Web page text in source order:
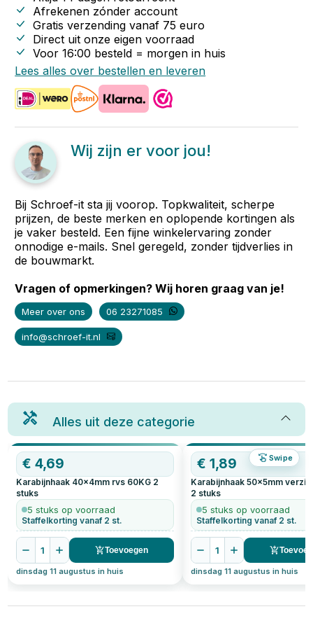
Afrekenen zónder account
Gratis verzending vanaf 75 euro
Direct uit onze eigen voorraad
Voor 16:00 besteld = morgen in huis
Lees alles over bestellen en leveren
Wij zijn er voor jou!
Bij Schroef-it sta jij voorop. Topkwaliteit, scherpe
prijzen, de beste merken en oplopende kortingen als
je vaker besteld. Een fijne winkelervaring zonder
onnodige e-mails. Snel geregeld, zonder tijdverlies in
de bouwmarkt.
Vragen of opmerkingen? Wij horen graag van je!
Meer over ons 06 23271085
info@schroef-it.nl
Alles uit deze categorie
Swipe
€4,69
Karabijnhaak 40x4mm rvs 60KG 2
stuks
5 stuks op voorraad
Staffelkorting vanaf 2 st.
1 Toevoegen
dinsdag 11 augustus in huis
€1,89
Karabijnhaak 50x5mm
2 stuks
5 stuks op voorraad
Staffelkorting vanaf 2 st.
1
dinsdag 11 augustus in huis